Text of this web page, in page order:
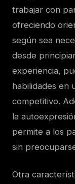
trabajar con
ofreciendo
según sea
desde
experiencia,
habilidades en
competitivo.
la
permite a los
sin
Otra